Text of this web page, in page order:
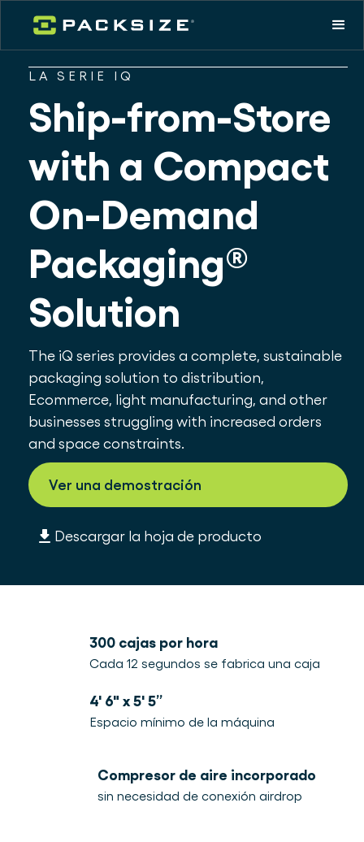
LA SERIE IQ
Ship-from-Store
with a Compact
On-Demand
Packaging®
Solution
The iQ series provides a complete, sustainable
packaging solution to distribution,
Ecommerce, light manufacturing, and other
businesses struggling with increased orders
and space constraints.
Ver una demostración
Descargar la hoja de producto
300 cajas por hora
Cada 12 segundos se fabrica una caja
4' 6″ x 5' 5”
Espacio mínimo de la máquina
Compresor de aire incorporado
sin necesidad de conexión airdrop